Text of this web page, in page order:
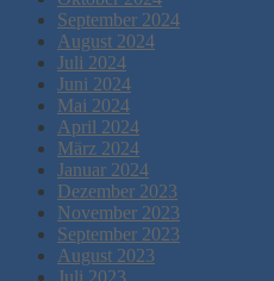
September 2024
August 2024
Juli 2024
Juni 2024
Mai 2024
April 2024
März 2024
Januar 2024
Dezember 2023
November 2023
September 2023
August 2023
Juli 2023